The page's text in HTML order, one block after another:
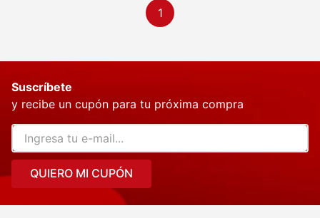
1
Suscríbete
y recibe un cupón para tu próxima compra
QUIERO MI CUPÓN